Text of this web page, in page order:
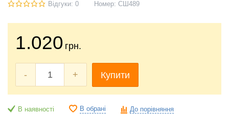
Відгуки: 0 Номер: СШ489
1.020 грн.
- + Купити
В наявності В обрані До порівняння